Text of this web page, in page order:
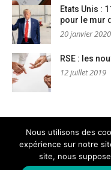
Etats Unis :
pour le mur
20 janvier 2020
RSE : les
12 juillet 2019
Mentions
Copyright © PM
Nous utilisons des
expérience sur notre
site, nous